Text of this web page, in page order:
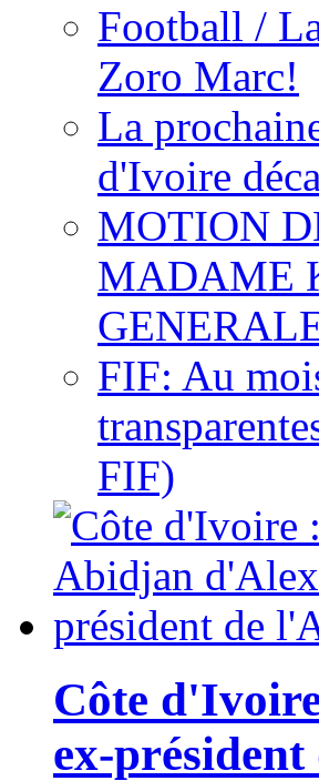
Football /
Zoro Marc!
La
d'Ivoire
MOTION
MADAME
FIF: Au
FIF)
Côte
ex-